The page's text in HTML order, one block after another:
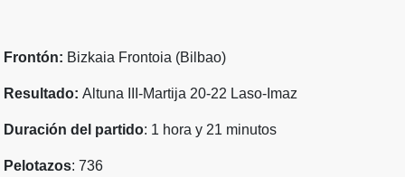
Frontón: Bizkaia Frontoia (Bilbao)
Resultado: Altuna III-Martija 20-22 Laso-Imaz
Duración del partido: 1 hora y 21 minutos
Pelotazos: 736